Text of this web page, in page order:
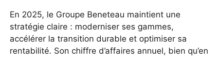
En 2025, le Groupe Beneteau maintient une
stratégie claire : moderniser ses gammes,
accélérer la transition durable et optimiser sa
rentabilité. Son chiffre d’affaires annuel, bien qu’en